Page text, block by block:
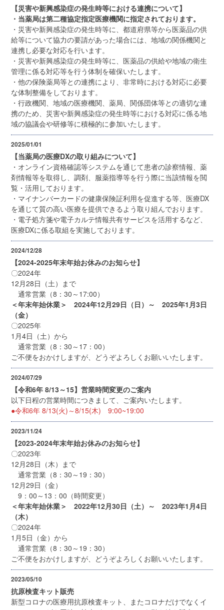
【災害や新興感染症の発生時等における連携について】
・当薬局は第二種協定指定医療機関に指定されております。
・災害や新興感染症の発生時等に、都道府県等から医薬品の供
給等について協力の要請があった場合には、地域の関係機関と
連携し必要な対応を行います。
・災害や新興感染症の発生時等に、医薬品の供給や地域の衛生
管理に係る対応等を行う体制を確保いたします。
・他の保険薬局等との連携により、非常時における対応に必要
な体制整備をしております。
・行政機関、地域の医療機関、薬局、関係団体等との適切な連
携のため、災害や新興感染症の発生時等における対応に係る地
域の協議会や研修等に積極的に参加いたします。
2025/01/01
【当薬局の医療DXの取り組みについて】
・オンライン資格確認等システムを通じて患者の診察情報、薬
剤情報等を取得し、調剤、服薬指導等を行う際に当該情報を閲
覧・活用しております。
・マイナンバーカードの健康保険証利用を促進する等、医療DX
を通じて質の高い医療を提供できるよう取り組んでおります。
・電子処方箋や電子カルテ情報共有サービスを活用するなど、
医療DXに係る取組を実施しております。
2024/12/28
【2024-2025年末年始お休みのお知らせ】
〇2024年
12月28日（土）まで
通常営業（8：30～17:00）
＜年末年始休業＞ 2024年12月29日（日）～ 2025年1月3日
（金）
〇2025年
1月4日（土）から
通常営業（8：30～17：00）
ご不便をおかけしますが、どうぞよろしくお願いいたします。
2024/07/29
【令和6年 8/13～15】営業時間変更のご案内
以下日程の営業時間につきまして、ご案内いたします。
●令和6年 8/13(火)～8/15(木) 9:00~19:00
2023/11/24
【2023-2024年末年始お休みのお知らせ】
〇2023年
12月28日（木）まで
通常営業（8：30～19：30）
12月29日（金）
9：00～13：00（時間変更）
＜年末年始休業＞ 2022年12月30日（土）～ 2023年1月4日
（木）
〇2024年
1月5日（金）から
通常営業（8：30～19：30）
ご不便をおかけしますが、どうぞよろしくお願いいたします。
2023/05/10
抗原検査キット販売
新型コロナの医療用抗原検査キット、またコロナだけでなくイ